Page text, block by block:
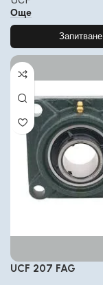
Още
Запитване
UCF 207 FAG